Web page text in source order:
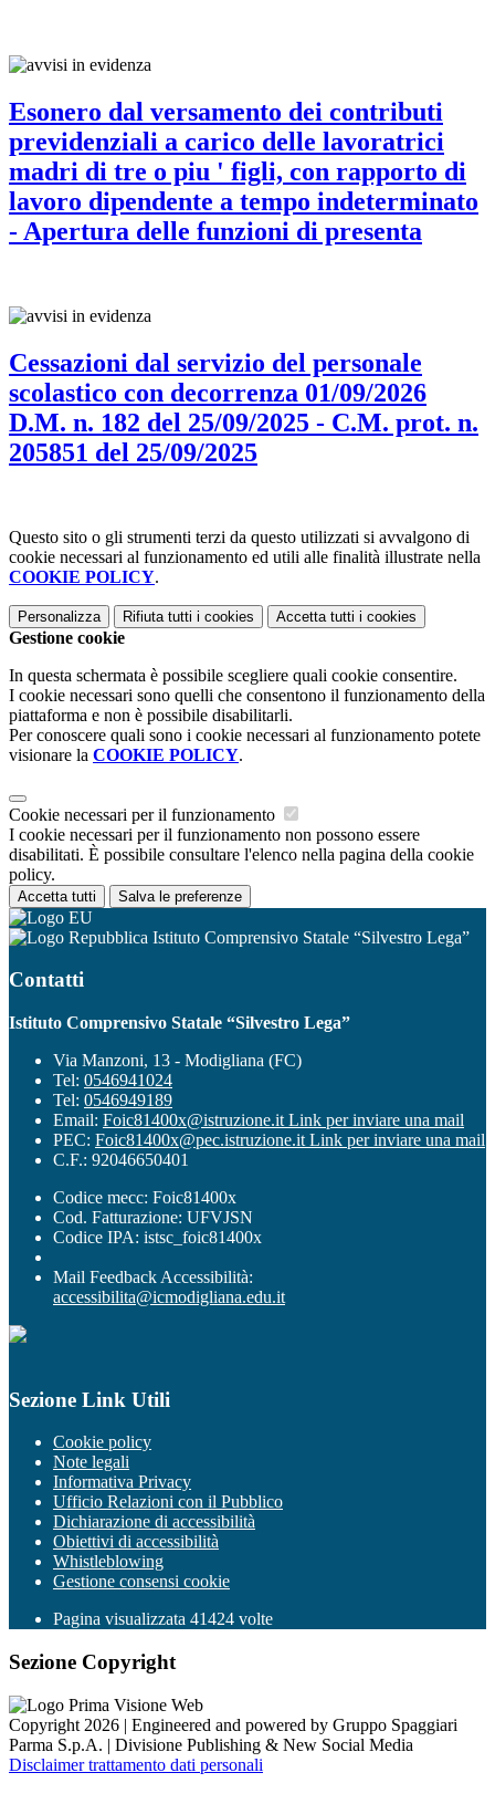
Esonero dal versamento dei contributi
previdenziali a carico delle lavoratrici
madri di tre o piu ' figli, con rapporto di
lavoro dipendente a tempo indeterminato
- Apertura delle funzioni di presenta
Cessazioni dal servizio del personale
scolastico con decorrenza 01/09/2026
D.M. n. 182 del 25/09/2025 - C.M. prot. n.
205851 del 25/09/2025
Questo sito o gli strumenti terzi da questo utilizzati si avvalgono di
cookie necessari al funzionamento ed utili alle finalità illustrate nella
COOKIE POLICY.
Personalizza Rifiuta tutti i cookies Accetta tutti i cookies
Gestione cookie
In questa schermata è possibile scegliere quali cookie consentire.
I cookie necessari sono quelli che consentono il funzionamento della
piattaforma e non è possibile disabilitarli.
Per conoscere quali sono i cookie necessari al funzionamento potete
visionare la COOKIE POLICY.
Cookie necessari per il funzionamento
I cookie necessari per il funzionamento non possono essere
disabilitati. È possibile consultare l'elenco nella pagina della cookie
policy.
Accetta tutti Salva le preferenze
Istituto Comprensivo Statale “Silvestro Lega”
Contatti
Istituto Comprensivo Statale “Silvestro Lega”
Via Manzoni, 13 - Modigliana (FC)
Tel: 0546941024
Tel: 0546949189
Email: Foic81400x@istruzione.it Link per inviare una mail
PEC: Foic81400x@pec.istruzione.it Link per inviare una mail
C.F.: 92046650401
Codice mecc: Foic81400x
Cod. Fatturazione: UFVJSN
Codice IPA: istsc_foic81400x
Mail Feedback Accessibilità:
accessibilita@icmodigliana.edu.it
Sezione Link Utili
Cookie policy
Note legali
Informativa Privacy
Ufficio Relazioni con il Pubblico
Dichiarazione di accessibilità
Obiettivi di accessibilità
Whistleblowing
Gestione consensi cookie
Pagina visualizzata 41424 volte
Sezione Copyright
Copyright 2026 | Engineered and powered by Gruppo Spaggiari
Parma S.p.A. | Divisione Publishing & New Social Media
Disclaimer trattamento dati personali